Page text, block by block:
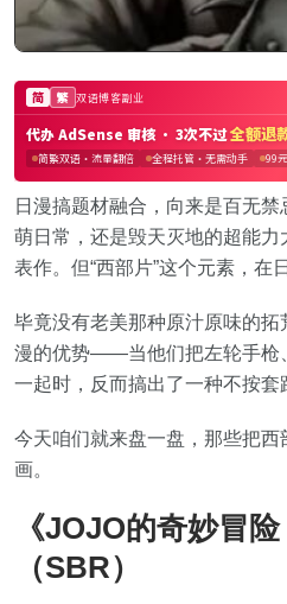
日漫搞题材融合，向来是百无
萌日常，还是毁天灭地的超能
表作。但“西部片”这个元素，在
毕竟没有老美那种原汁原味的拓
漫的优势——当他们把左轮手枪
一起时，反而搞出了一种不按套
今天咱们就来盘一盘，那些把
画。
《JOJO的奇妙冒
（SBR）